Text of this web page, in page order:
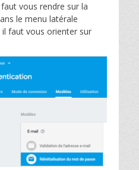
vous rendre sur la
le menu latérale
il faut vous orienter sur